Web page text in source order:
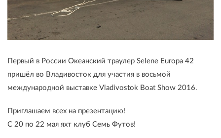
Первый в России Океанский траулер Selene Europa 42
пришёл во Владивосток для участия в восьмой
международной выставке Vladivostok Boat Show 2016.
Приглашаем всех на презентацию!
С 20 по 22 мая яхт клуб Семь Футов!